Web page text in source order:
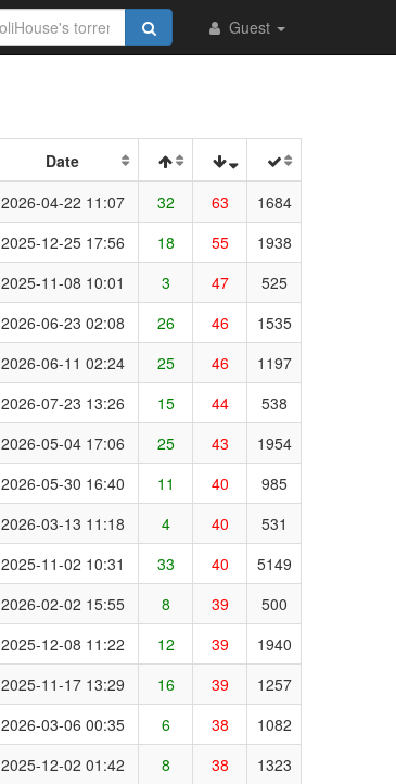
Guest
Date
2026-04-22 11:07 32 63
1684
2025-12-25 17:56 18 55
1938
2025-11-08 10:01 3 47
525
2026-06-23 02:08 26 46
1535
2026-06-11 02:24 25 46
1197
2026-07-23 13:26 15 44
538
2026-05-04 17:06 25 43
1954
2026-05-30 16:40 11 40
985
2026-03-13 11:18 4 40
531
2025-11-02 10:31 33 40
5149
2026-02-02 15:55 8 39 500
2025-12-08 11:22 12 39
1940
2025-11-17 13:29 16 39
1257
2026-03-06 00:35 6 38
1082
2025-12-02 01:42 8 38
1323